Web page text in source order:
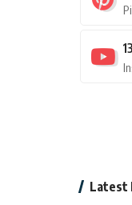
Latest